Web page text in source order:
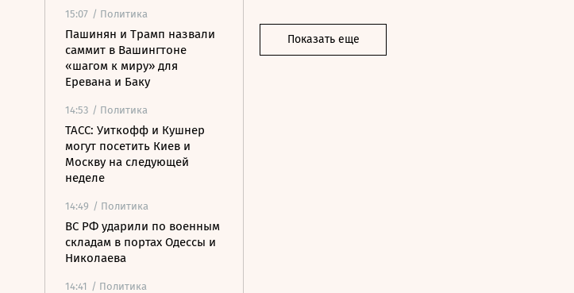
15:07 / Политика
Пашинян и Трамп назвали
саммит в Вашингтоне
«шагом к миру» для
Еревана и Баку
14:53 / Политика
ТАСС: Уиткофф и Кушнер
могут посетить Киев и
Москву на следующей
неделе
14:49 / Политика
ВС РФ ударили по военным
складам в портах Одессы и
Николаева
14:41 / Политика
Показать еще